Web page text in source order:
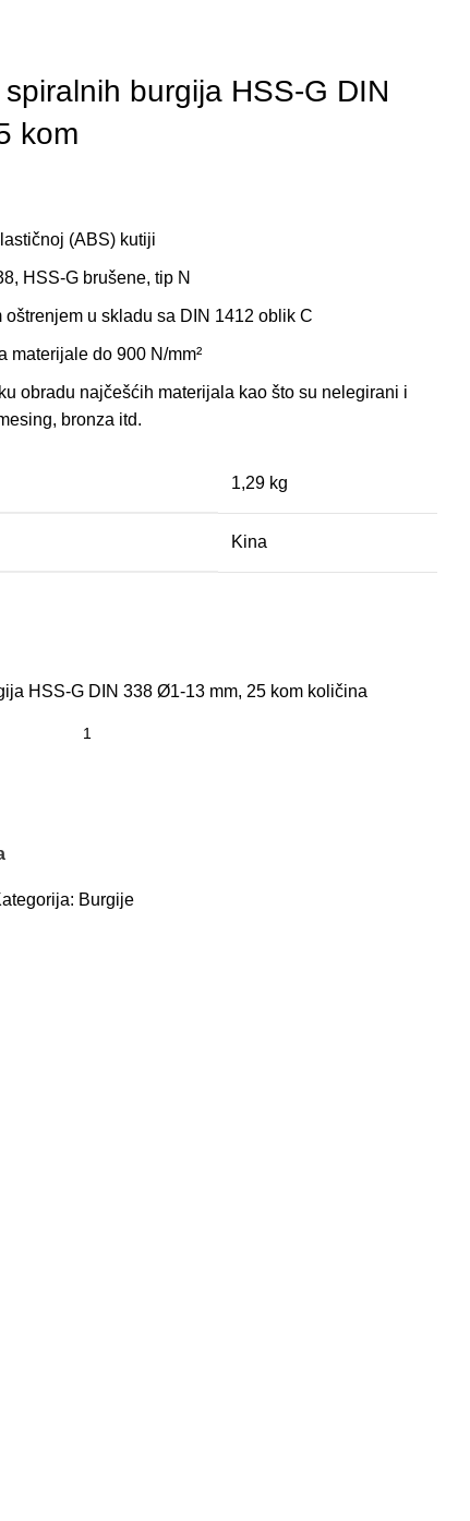
burgija HSS-G DIN
kom
(ABS) kutiji
HSS-G brušene, tip N
oštrenjem u skladu sa DIN 1412 oblik C
materijale do 900 N/mm²
obradu najčešćih materijala kao što su nelegirani i
bronza itd.
1,29 kg
Kina
HSS-G DIN 338 Ø1-13 mm, 25 kom količina
Burgije